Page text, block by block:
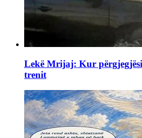
Lekë Mrijaj: Kur
trenit